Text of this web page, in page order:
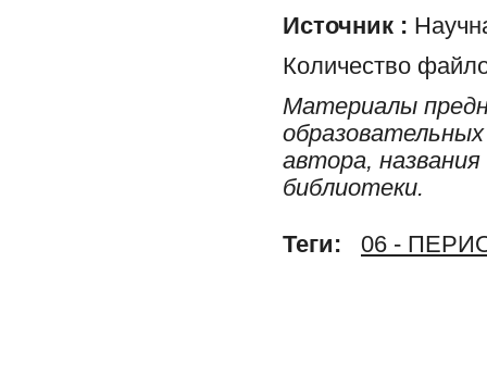
Источник :
Количество
Материалы
автора,
библиотеки.
Теги: 06 -